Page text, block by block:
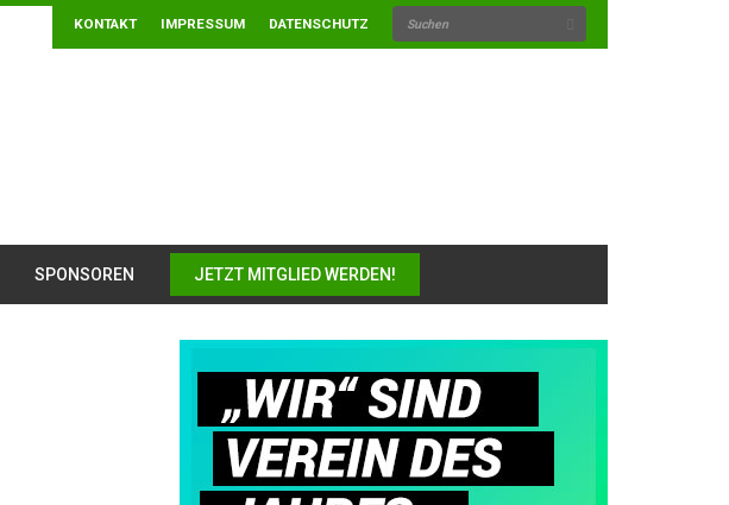
KONTAKT IMPRESSUM DATENSCHUTZ
SPONSOREN JETZT MITGLIED WERDEN!